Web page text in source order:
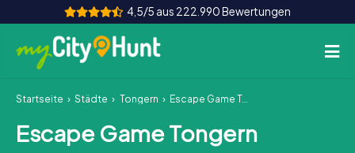
4,5/5 aus 222.990 Bewertungen
So funktioniert's
Städte
Startseite Städte Tongern Escape Game Tongern
Escape Game Tongern